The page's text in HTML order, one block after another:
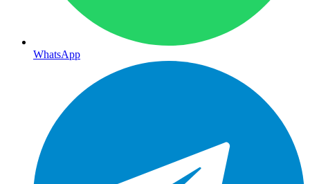
WhatsApp